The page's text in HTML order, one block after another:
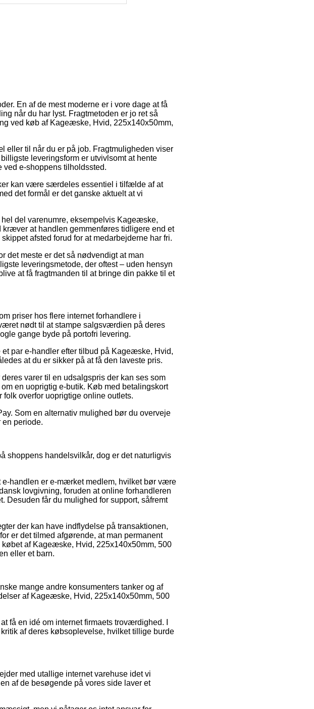
En af de mest moderne er i vore dage at få
når du har lyst. Fragtmetoden er jo ret så
ved køb af Kageæske, Hvid, 225x140x50mm,
eller til når du er på job. Fragtmuligheden viser
leveringsform er utvivlsomt at hente
ved e-shoppens tilholdssted.
kan være særdeles essentiel i tilfælde af at
det formål er det ganske aktuelt at vi
del varenumre, eksempelvis Kageæske,
kræver at handlen gemmenføres tidligere end et
afsted forud for at medarbejderne har fri.
det meste er det så nødvendigt at man
leveringsmetode, der oftest – uden hensyn
at få fragtmanden til at bringe din pakke til et
priser hos flere internet forhandlere i
nødt til at stampe salgsværdien på deres
gange byde på portofri levering.
par e-handler efter tilbud på Kageæske, Hvid,
at du er sikker på at få den laveste pris.
varer til en udsalgspris der kan ses som
en uoprigtig e-butik. Køb med betalingskort
overfor uoprigtige online outlets.
Som en alternativ mulighed bør du overveje
en periode.
shoppens handelsvilkår, dog er det naturligvis
handlen er e-mærket medlem, hvilket bør være
lovgivning, foruden at online forhandleren
Desuden får du mulighed for support, såfremt
der kan have indflydelse på transaktionen,
er det tilmed afgørende, at man permanent
af Kageæske, Hvid, 225x140x50mm, 500
eller et barn.
mange andre konsumenters tanker og af
af Kageæske, Hvid, 225x140x50mm, 500
få en idé om internet firmaets troværdighed. I
af deres købsoplevelse, hvilket tillige burde
med utallige internet varehuse idet vi
af de besøgende på vores side laver et